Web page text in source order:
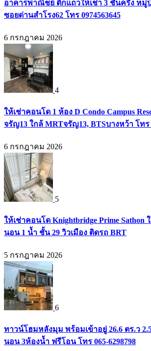
อาคารพาณิชย์ ตึกแถวให้เช่า 3 ชั้นครึ่ง ห
ซอยด่านสำโรง62 โทร 0974563645
6 กรกฎาคม 2026
4
ให้เช่าคอนโด 1 ห้อง D Condo Campus
จรัญ13 ใกล้ MRTจรัญ13, BTSบางหว้า โทร
6 กรกฎาคม 2026
5
ให้เช่าคอนโด Knightbridge Prime Sathon
นอน 1 น้ำ ชั้น 29 วิวเมือง ติดรถ BRT
5 กรกฎาคม 2026
6
ทาวน์โฮมหลังมุม พร้อมเข้าอยู่ 26.6 ตร.ว
นอน 3ห้องน้ำ ฟรีโอน โทร 065-6298798